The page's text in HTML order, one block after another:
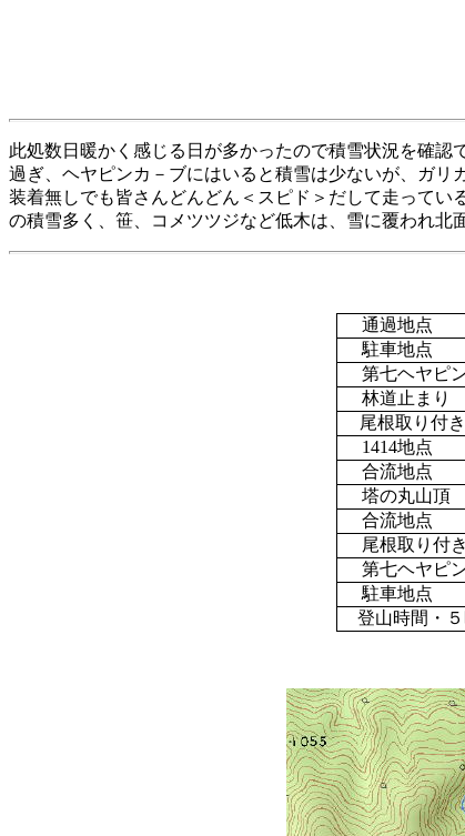
此処数日暖かく感じる日が多かったので積雪状況を確
過ぎ、ヘヤピンカ－ブにはいると積雪は少ないが、ガリ
装着無しでも皆さんどんどん＜スピド＞だして走って
の積雪多く、笹、コメツツジなど低木は、雪に覆われ北
通過地点
駐車地点
第七ヘヤピ
林道止まり
尾根取り付き
1414地点
合流地点
塔の丸山頂
合流地点
尾根取り付き
第七ヘヤピ
駐車地点
登山時間・